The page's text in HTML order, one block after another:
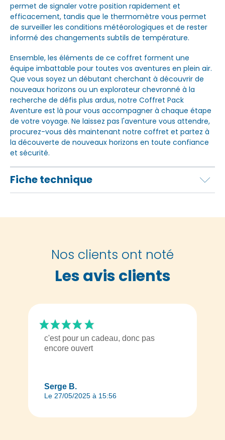
permet de signaler votre position rapidement et
efficacement, tandis que le thermomètre vous permet
de surveiller les conditions météorologiques et de rester
informé des changements subtils de température.
Ensemble, les éléments de ce coffret forment une
équipe imbattable pour toutes vos aventures en plein air.
Que vous soyez un débutant cherchant à découvrir de
nouveaux horizons ou un explorateur chevronné à la
recherche de défis plus ardus, notre Coffret Pack
Aventure est là pour vous accompagner à chaque étape
de votre voyage. Ne laissez pas l'aventure vous attendre,
procurez-vous dès maintenant notre coffret et partez à
la découverte de nouveaux horizons en toute confiance
et sécurité.
Fiche technique
Nos clients ont noté
Les avis clients
Serge B.
Le 27/05/2025 à 15:56
c'est pour un cadeau, donc pas
encore ouvert